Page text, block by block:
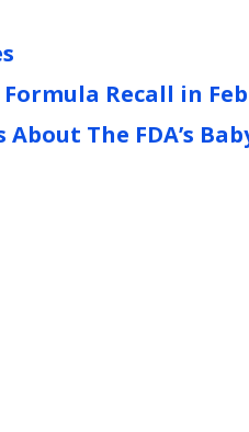
Recall in
The FDA’s